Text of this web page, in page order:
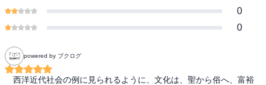
0
0
powered by ブクログ
西洋近代社会の例に見られるように、文化は、聖から俗へ、富裕